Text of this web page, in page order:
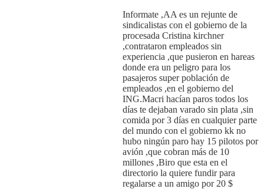
Informate ,AA es un rejunte de
sindicalistas con el gobierno de la
procesada Cristina kirchner
,contrataron empleados sin
experiencia ,que pusieron en hareas
donde era un peligro para los
pasajeros super población de
empleados ,en el gobierno del
ING.Macri hacían paros todos los
días te dejaban varado sin plata ,sin
comida por 3 días en cualquier parte
del mundo con el gobierno kk no
hubo ningún paro hay 15 pilotos por
avión ,que cobran más de 10
millones ,Biro que esta en el
directorio la quiere fundir para
regalarse a un amigo por 20 $